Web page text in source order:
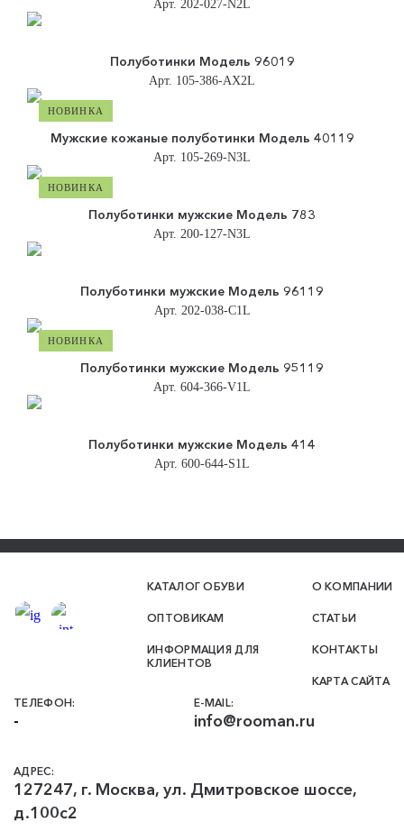
Арт. 202-027-N2L
Полуботинки Модель 96019
Арт. 105-386-АХ2L
НОВИНКА
Мужские кожаные полуботинки Модель 40119
Арт. 105-269-N3L
НОВИНКА
Полуботинки мужские Модель 783
Арт. 200-127-N3L
Полуботинки мужские Модель 96119
Арт. 202-038-C1L
НОВИНКА
Полуботинки мужские Модель 95119
Арт. 604-366-V1L
Полуботинки мужские Модель 414
Арт. 600-644-S1L
КАТАЛОГ ОБУВИ
ОПТОВИКАМ
ИНФОРМАЦИЯ ДЛЯ
КЛИЕНТОВ
О КОМПАНИИ
СТАТЬИ
КОНТАКТЫ
КАРТА САЙТА
ТЕЛЕФОН:
-
E-MAIL:
info@rooman.ru
АДРЕС:
127247, г. Москва, ул. Дмитровское шоссе,
д.100с2